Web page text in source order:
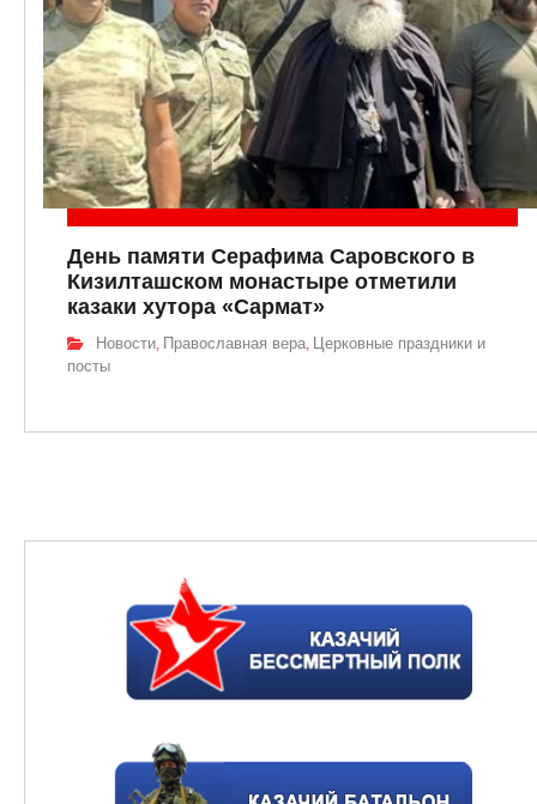
День памяти Серафима Саровского в
Кизилташском монастыре отметили
казаки хутора «Сармат»
Новости Православная вера Церковные праздники и
посты